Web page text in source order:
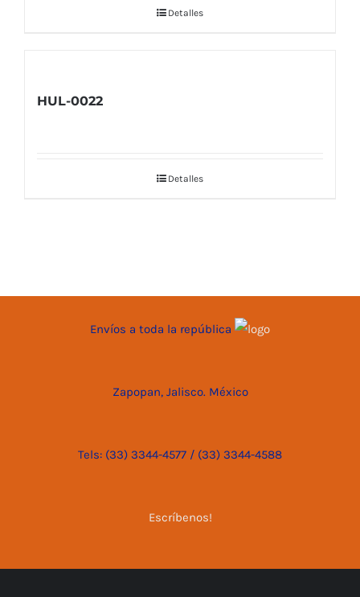
Detalles
HUL-0022
Detalles
Envíos a toda la república
Zapopan, Jalisco. México
Tels: (33) 3344-4577 / (33) 3344-4588
Escríbenos!